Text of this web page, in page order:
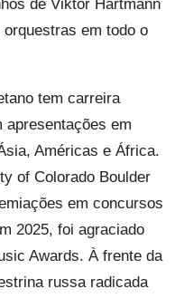
de Viktor Hartmann
em todo o
tem carreira
apresentações em
Américas e África.
of Colorado Boulder
em concursos
2025, foi agraciado
Awards. À frente da
russa radicada